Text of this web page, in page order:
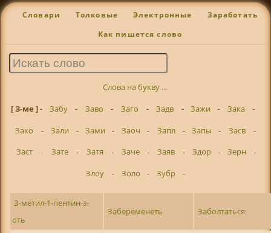
Словари Толковые Электронные Заработать
Как пишется слово
Слова на букву ...
[ З-ме ]- Забу - Заво - Заго - Задв - Зажи - Зака
-
Зако
- Зали - Зами - Заоч - Запл - Запы - Засв
-
Заст
- Зате - Затя - Заче - Заяв - Здор - Зерн
-
Злоу
- Золо - Зубр -
З-метил-1-пентин-з-
оть
Забеременеть Заболтаться